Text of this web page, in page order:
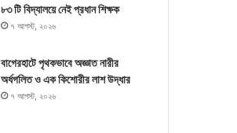
৮৩ টি বিদ্যালয়ে নেই প্রধান শিক্ষক
৭ আগস্ট, ২০২৬
বাগেরহাটে পৃথকভাবে অজ্ঞাত নারীর
অর্ধগলিত ও এক কিশোরীর লাশ উদ্ধার
৭ আগস্ট, ২০২৬